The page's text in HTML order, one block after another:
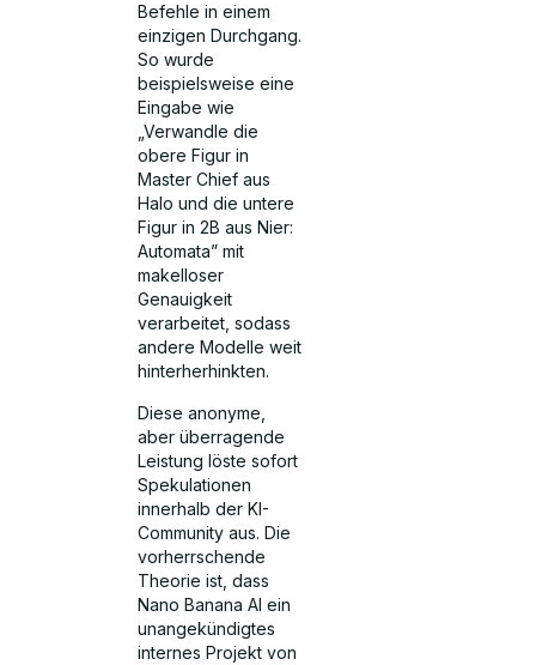
Befehle in einem
einzigen Durchgang.
So wurde
beispielsweise eine
Eingabe wie
„Verwandle die
obere Figur in
Master Chief aus
Halo und die untere
Figur in 2B aus Nier:
Automata” mit
makelloser
Genauigkeit
verarbeitet, sodass
andere Modelle weit
hinterherhinkten.
Diese anonyme,
aber überragende
Leistung löste sofort
Spekulationen
innerhalb der KI-
Community aus. Die
vorherrschende
Theorie ist, dass
Nano Banana AI ein
unangekündigtes
internes Projekt von